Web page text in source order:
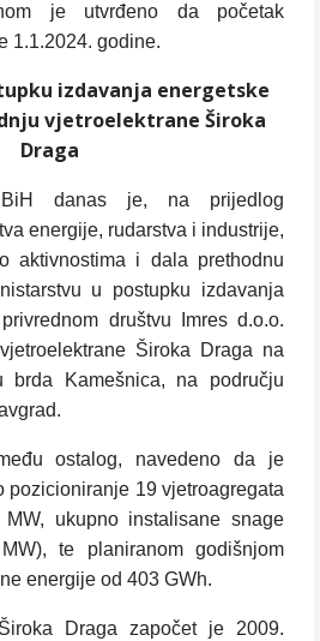
je utvrđeno da početak
1.1.2024. godine.
izdavanja energetske
vjetroelektrane Široka
Draga
danas je, na prijedlog
energije, rudarstva i industrije,
aktivnostima i dala prethodnu
u postupku izdavanja
društvu Imres d.o.o.
Široka Draga na
brda Kamešnica, na području
ostalog, navedeno da je
pozicioniranje 19 vjetroagregata
ukupno instalisane snage
te planiranom godišnjom
energije od 403 GWh.
Draga započet je 2009.